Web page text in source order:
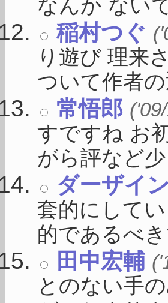
なんか ない
稲村つぐ
り遊び 理来
ついて作者
常悟郎
すですね お
がら評など
ダーザイン
套的にして
的であるべ
田中宏輔
とのない手